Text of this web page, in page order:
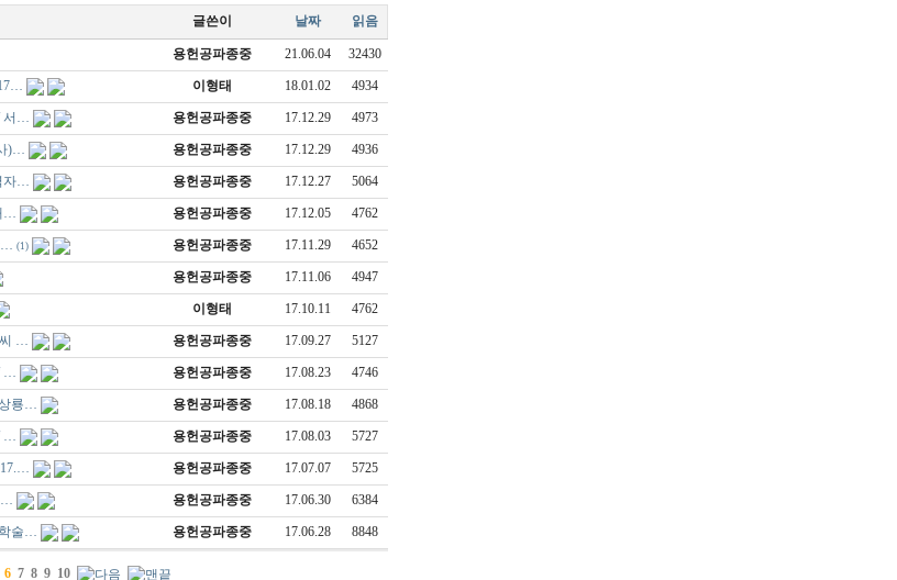
글쓴이 날짜 읽음
용헌공파종중 21.06.04 32430
이형태 18.01.02 4934
서… 용헌공파종중 17.12.29 4973
)… 용헌공파종중 17.12.29 4936
자… 용헌공파종중 17.12.27 5064
… 용헌공파종중 17.12.05 4762
… (1) 용헌공파종중 17.11.29 4652
용헌공파종중 17.11.06 4947
이형태 17.10.11 4762
씨 … 용헌공파종중 17.09.27 5127
… 용헌공파종중 17.08.23 4746
룡… 용헌공파종중 17.08.18 4868
… 용헌공파종중 17.08.03 5727
용헌공파종중 17.07.07 5725
… 용헌공파종중 17.06.30 6384
술… 용헌공파종중 17.06.28 8848
6 7 8 9 10